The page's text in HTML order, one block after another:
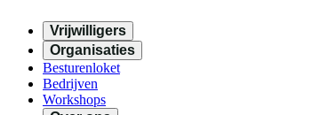
Vrijwilligers
Organisaties
Besturenloket
Bedrijven
Workshops